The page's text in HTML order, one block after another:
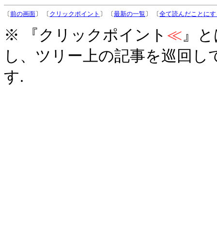
〔前の画面〕 〔 クリックポイント 〕 〔最新の一覧 〕 〔全て読んだことに
※ 『クリックポイント ≪』
し、ツリー上の記事を巡回
す.